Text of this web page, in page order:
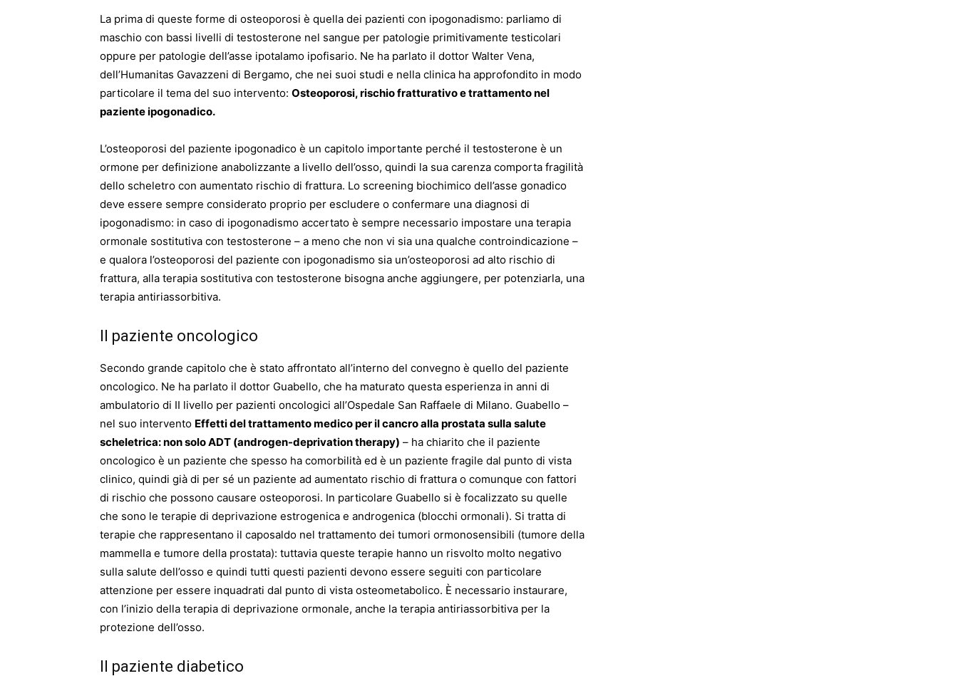
La prima di queste forme di osteoporosi è quella dei pazienti con ipogonadismo: parliamo di
maschio con bassi livelli di testosterone nel sangue per patologie primitivamente testicolari
oppure per patologie dell’asse ipotalamo ipofisario. Ne ha parlato il dottor Walter Vena,
dell’Humanitas Gavazzeni di Bergamo, che nei suoi studi e nella clinica ha approfondito in modo
particolare il tema del suo intervento: Osteoporosi, rischio fratturativo e trattamento nel
paziente ipogonadico.
L’osteoporosi del paziente ipogonadico è un capitolo importante perché il testosterone è un
ormone per definizione anabolizzante a livello dell’osso, quindi la sua carenza comporta fragilità
dello scheletro con aumentato rischio di frattura. Lo screening biochimico dell’asse gonadico
deve essere sempre considerato proprio per escludere o confermare una diagnosi di
ipogonadismo: in caso di ipogonadismo accertato è sempre necessario impostare una terapia
ormonale sostitutiva con testosterone – a meno che non vi sia una qualche controindicazione –
e qualora l’osteoporosi del paziente con ipogonadismo sia un’osteoporosi ad alto rischio di
frattura, alla terapia sostitutiva con testosterone bisogna anche aggiungere, per potenziarla, una
terapia antiriassorbitiva.
Il paziente oncologico
Secondo grande capitolo che è stato affrontato all’interno del convegno è quello del paziente
oncologico. Ne ha parlato il dottor Guabello, che ha maturato questa esperienza in anni di
ambulatorio di II livello per pazienti oncologici all’Ospedale San Raffaele di Milano. Guabello –
nel suo intervento Effetti del trattamento medico per il cancro alla prostata sulla salute
scheletrica: non solo ADT (androgen-deprivation therapy) – ha chiarito che il paziente
oncologico è un paziente che spesso ha comorbilità ed è un paziente fragile dal punto di vista
clinico, quindi già di per sé un paziente ad aumentato rischio di frattura o comunque con fattori
di rischio che possono causare osteoporosi. In particolare Guabello si è focalizzato su quelle
che sono le terapie di deprivazione estrogenica e androgenica (blocchi ormonali). Si tratta di
terapie che rappresentano il caposaldo nel trattamento dei tumori ormonosensibili (tumore della
mammella e tumore della prostata): tuttavia queste terapie hanno un risvolto molto negativo
sulla salute dell’osso e quindi tutti questi pazienti devono essere seguiti con particolare
attenzione per essere inquadrati dal punto di vista osteometabolico. È necessario instaurare,
con l’inizio della terapia di deprivazione ormonale, anche la terapia antiriassorbitiva per la
protezione dell’osso.
Il paziente diabetico